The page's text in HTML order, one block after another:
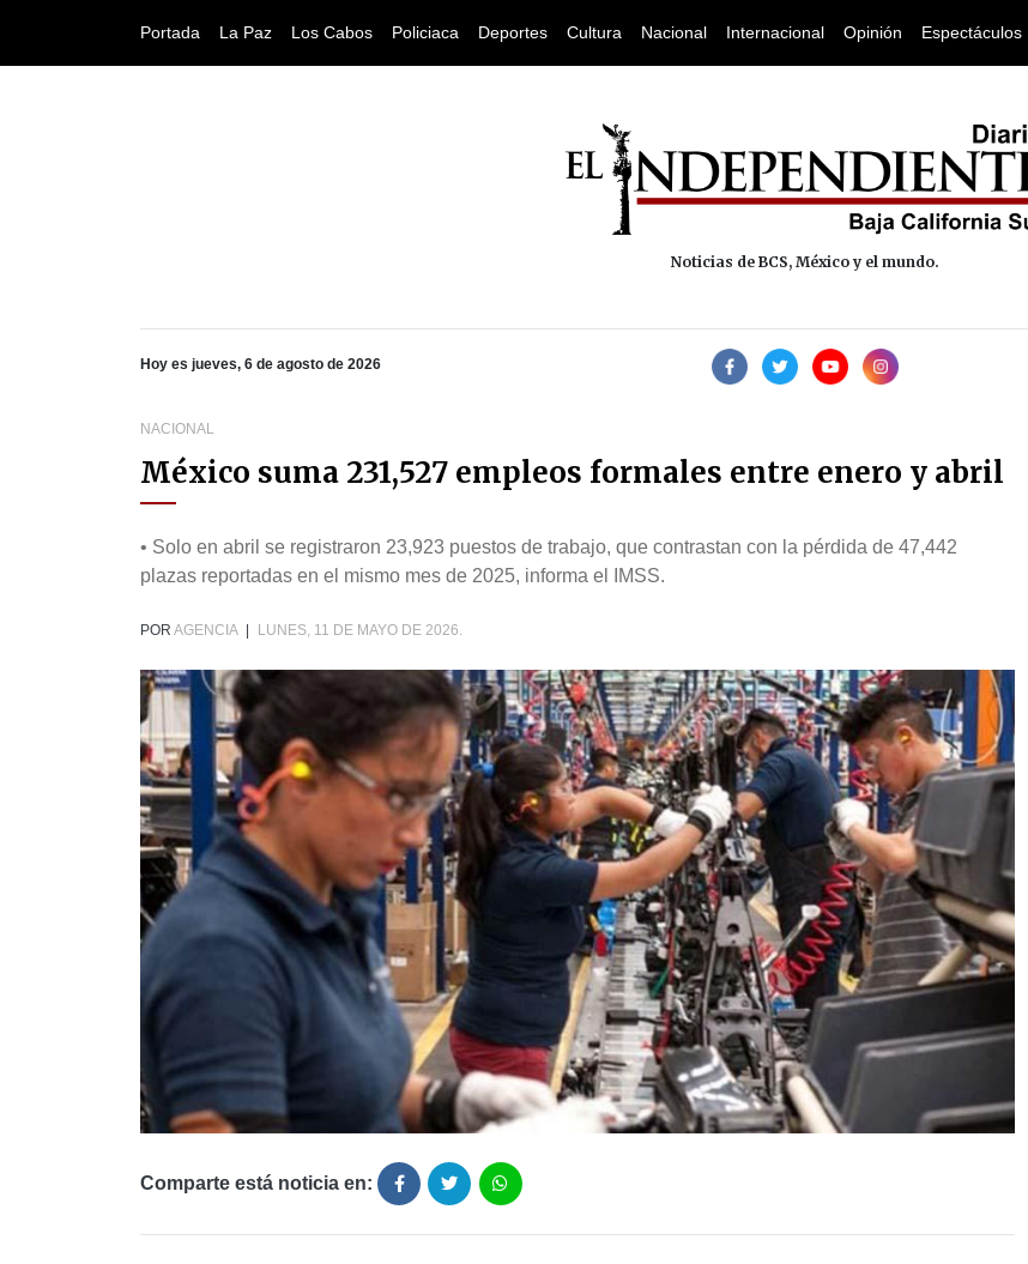
Portada La Paz Los Cabos Policiaca Deportes Cultura Nacional Internacional Opinión Espectáculos
Noticias de BCS, México y el mundo.
Hoy es jueves, 6 de agosto de 2026
NACIONAL
México suma 231,527 empleos formales entre enero y abril
• Solo en abril se registraron 23,923 puestos de trabajo, que contrastan con la pérdida de 47,442
plazas reportadas en el mismo mes de 2025, informa el IMSS.
POR AGENCIA LUNES, 11 DE MAYO DE 2026.
Comparte está noticia en: